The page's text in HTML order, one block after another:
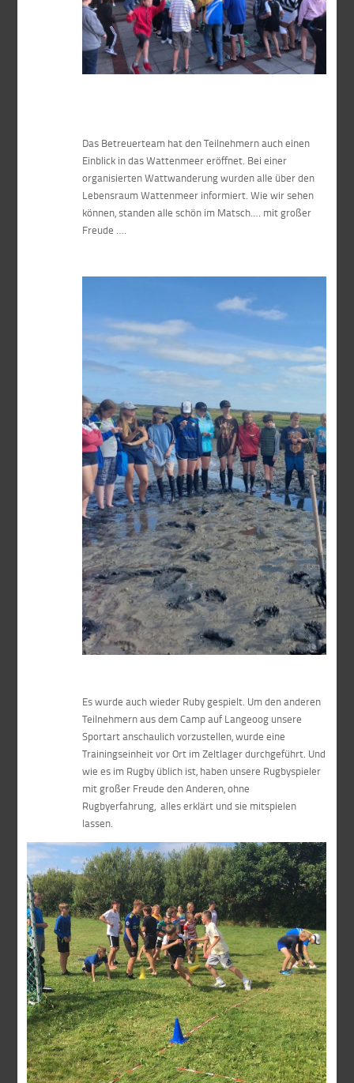
Das Betreuerteam hat den Teilnehmern auch einen
Einblick in das Wattenmeer eröffnet. Bei einer
organisierten Wattwanderung wurden alle über den
Lebensraum Wattenmeer informiert. Wie wir sehen
können, standen alle schön im Matsch…. mit großer
Freude ….
Es wurde auch wieder Ruby gespielt. Um den anderen
Teilnehmern aus dem Camp auf Langeoog unsere
Sportart anschaulich vorzustellen, wurde eine
Trainingseinheit vor Ort im Zeltlager durchgeführt. Und
wie es im Rugby üblich ist, haben unsere Rugbyspieler
mit großer Freude den Anderen, ohne
Rugbyerfahrung, alles erklärt und sie mitspielen
lassen.